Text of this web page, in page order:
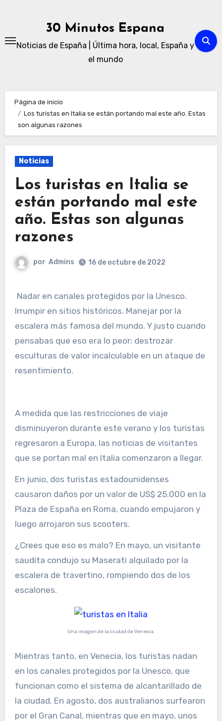
30 Minutos Espana
Noticias de España | Última hora, local, España y
el mundo
Página de inicio
Los turistas en Italia se están portando mal este año. Estas
son algunas razones
Noticias
Los turistas en Italia se
están portando mal este
año. Estas son algunas
razones
por Admins 16 de octubre de 2022
Nadar en canales protegidos por la Unesco.
Irrumpir en sitios históricos. Manejar por la
escalera más famosa del mundo. Y justo cuando
pensabas que eso era lo peor: destrozar
esculturas de valor incalculable en un ataque de
resentimiento.
A medida que las restricciones de viaje
disminuyeron durante este verano y los turistas
regresaron a Europa, las noticias de visitantes
que se portan mal en Italia comenzaron a llegar.
En junio, dos turistas estadounidenses
causaron daños por un valor de US$ 25.000 en la
Plaza de España en Roma, cuando empujaron y
luego arrojaron sus scooters.
¿Crees que eso es malo? En mayo, un visitante
saudita condujo su Maserati alquilado por la
escalera de travertino, rompiendo dos de los
escalones.
Una imagen de la ciudad de Venecia.
Mientras tanto, en Venecia, los turistas nadan
en los canales protegidos por la Unesco, que
funcionan como el sistema de alcantarillado de
la ciudad. En agosto, dos australianos surfearon
por el Gran Canal, mientras que en mayo, unos